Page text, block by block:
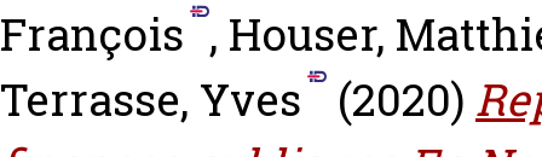
François , Houser,
Terrasse, Yves
(2020)